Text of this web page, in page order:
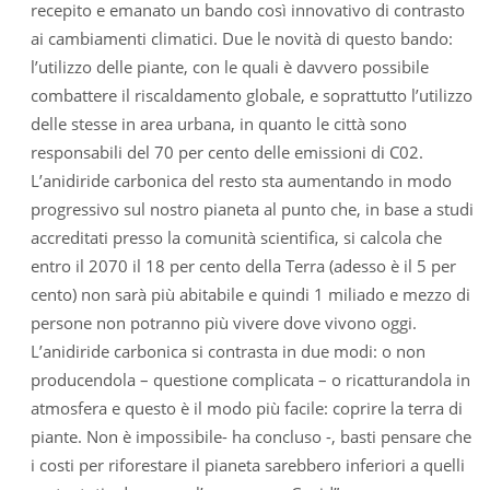
recepito e emanato un bando così innovativo di contrasto
ai cambiamenti climatici. Due le novità di questo bando:
l’utilizzo delle piante, con le quali è davvero possibile
combattere il riscaldamento globale, e soprattutto l’utilizzo
delle stesse in area urbana, in quanto le città sono
responsabili del 70 per cento delle emissioni di C02.
L’anidiride carbonica del resto sta aumentando in modo
progressivo sul nostro pianeta al punto che, in base a studi
accreditati presso la comunità scientifica, si calcola che
entro il 2070 il 18 per cento della Terra (adesso è il 5 per
cento) non sarà più abitabile e quindi 1 miliado e mezzo di
persone non potranno più vivere dove vivono oggi.
L’anidiride carbonica si contrasta in due modi: o non
producendola – questione complicata – o ricatturandola in
atmosfera e questo è il modo più facile: coprire la terra di
piante. Non è impossibile- ha concluso -, basti pensare che
i costi per riforestare il pianeta sarebbero inferiori a quelli